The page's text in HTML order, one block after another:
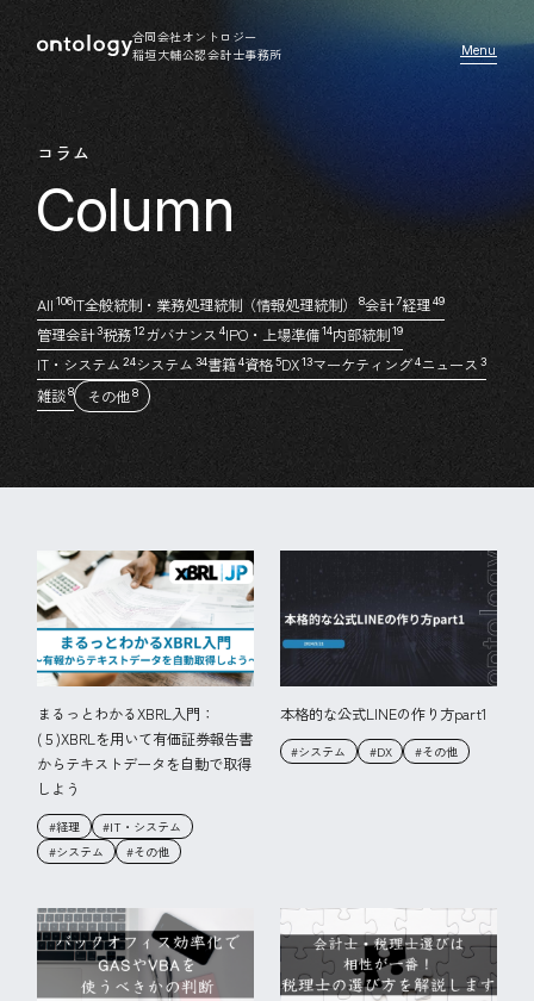
合同会社オントロジー
稲垣大輔公認会計士事務所
コラム
All106IT全般統制・業務処理統制（情報処理統制）8会計7経理49
管理会計3税務12ガバナンス4IPO・上場準備14内部統制19
IT・システム24システム34書籍4資格5DX13マーケティング4ニュース3
雑談8 その他8
まるっとわかるXBRL入門：
(５)XBRLを用いて有価証券報告書
からテキストデータを自動で取得
しよう
#経理
#IT・システム
#システム
#その他
本格的な公式LINEの作り方part1
#システム #DX #その他